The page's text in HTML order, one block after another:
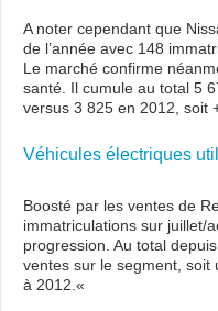
A noter cependant que
de l’année avec 148
Le marché confirme
santé. Il cumule au total 5
versus 3 825 en 2012, soit
Véhicules électriques
Boosté par les ventes de
immatriculations sur juillet/
progression. Au total
ventes sur le segment, soit
à 2012.«